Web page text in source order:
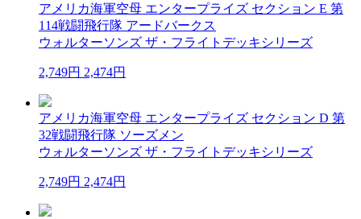
アメリカ海軍空母 エンタープライズ セクション E 第
114戦闘飛行隊 アードバークス
ウォルターソンズ ザ・フライトデッキシリーズ
2,749円 2,474円
アメリカ海軍空母 エンタープライズ セクション D 第
32戦闘飛行隊 ソーズメン
ウォルターソンズ ザ・フライトデッキシリーズ
2,749円 2,474円